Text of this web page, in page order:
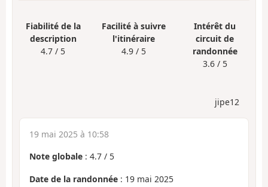
Fiabilité de la
description
4.7 / 5
Facilité à suivre
l'itinéraire
4.9 / 5
Intérêt du
circuit de
randonnée
3.6 / 5
jipe12
19 mai 2025 à 10:58
Note globale : 4.7 / 5
Date de la randonnée : 19 mai 2025